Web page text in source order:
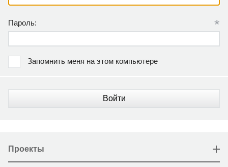
Пароль: *
Запомнить меня на этом компьютере
Войти
Проекты